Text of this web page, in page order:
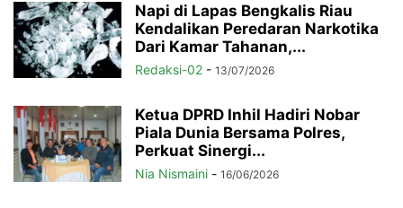
Napi di Lapas Bengkalis Riau
Kendalikan Peredaran Narkotika
Dari Kamar Tahanan,...
Redaksi-02 - 13/07/2026
Ketua DPRD Inhil Hadiri Nobar
Piala Dunia Bersama Polres,
Perkuat Sinergi...
Nia Nismaini - 16/06/2026